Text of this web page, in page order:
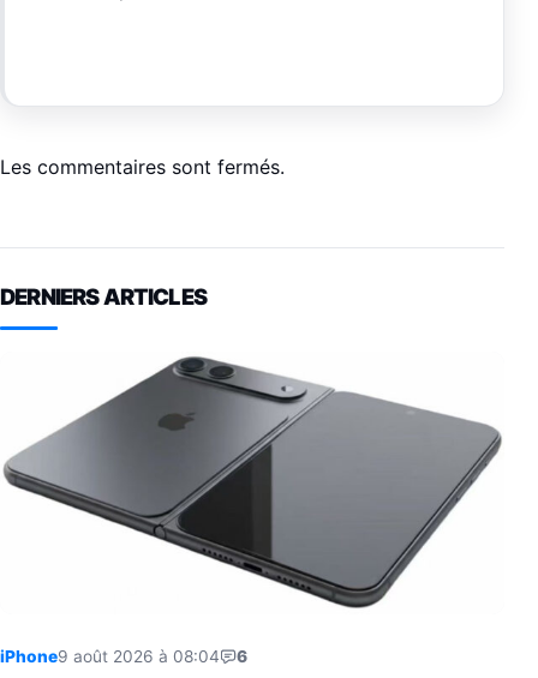
Les commentaires sont fermés.
DERNIERS ARTICLES
iPhone9 août 2026 à 08:04 6